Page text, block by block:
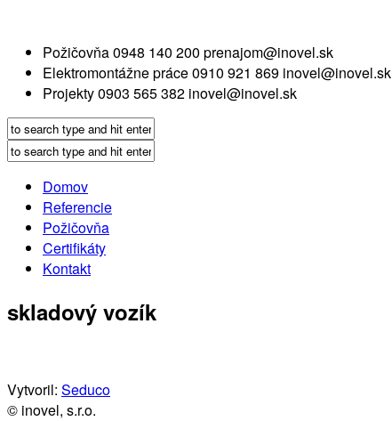
Požičovňa0948 140 200 prenajom@inovel.sk
Elektromontážne práce0910 921 869 inovel@inovel.sk
Projekty0903 565 382 inovel@inovel.sk
Domov
Referencie
Požičovňa
Certifikáty
Kontakt
skladový vozík
Vytvoril: Seduco
© inovel, s.r.o.